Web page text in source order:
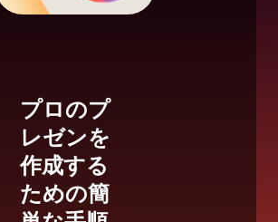
プロのプ
レゼンを
作成する
ための簡